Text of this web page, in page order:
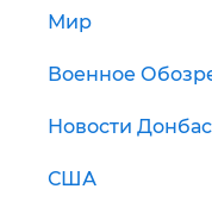
Мир
Военное
Новости
США